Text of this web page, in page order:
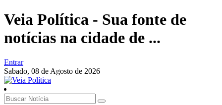
Veia Política - Sua fonte de
notícias na cidade de ...
Entrar
Sabado, 08 de Agosto de 2026